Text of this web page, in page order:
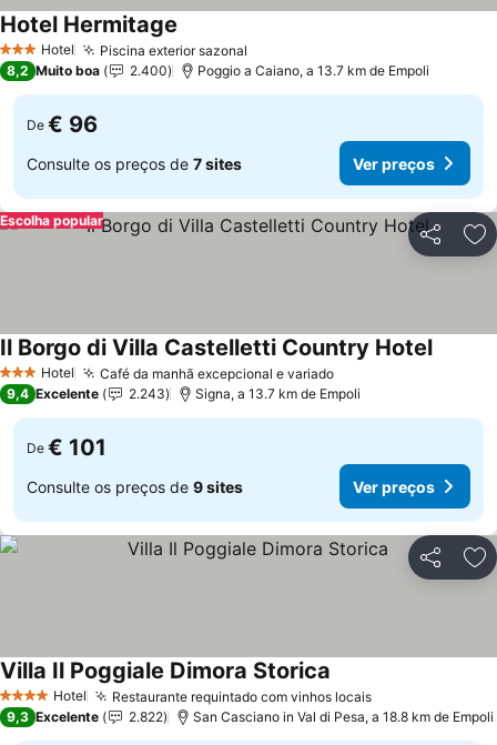
3 EstrelasHotel Piscina exterior sazonal
Hotel Hermitage
8,2 Muito boa 2.400 Poggio a Caiano, a 13.7 km de Empoli
De € 96
Consulte os preços de 7 sites Ver preços
Partilhar
Escolha popular
3 EstrelasHotel Café da manhã excepcional e variado
Il Borgo di Villa Castelletti Country Hotel
9,4 Excelente 2.243 Signa, a 13.7 km de Empoli
De € 101
Consulte os preços de 9 sites Ver preços
Partilhar
4 EstrelasHotel Restaurante requintado com vinhos locais
Villa Il Poggiale Dimora Storica
9,3 Excelente 2.822 San Casciano in Val di Pesa, a 18.8 km de Empoli